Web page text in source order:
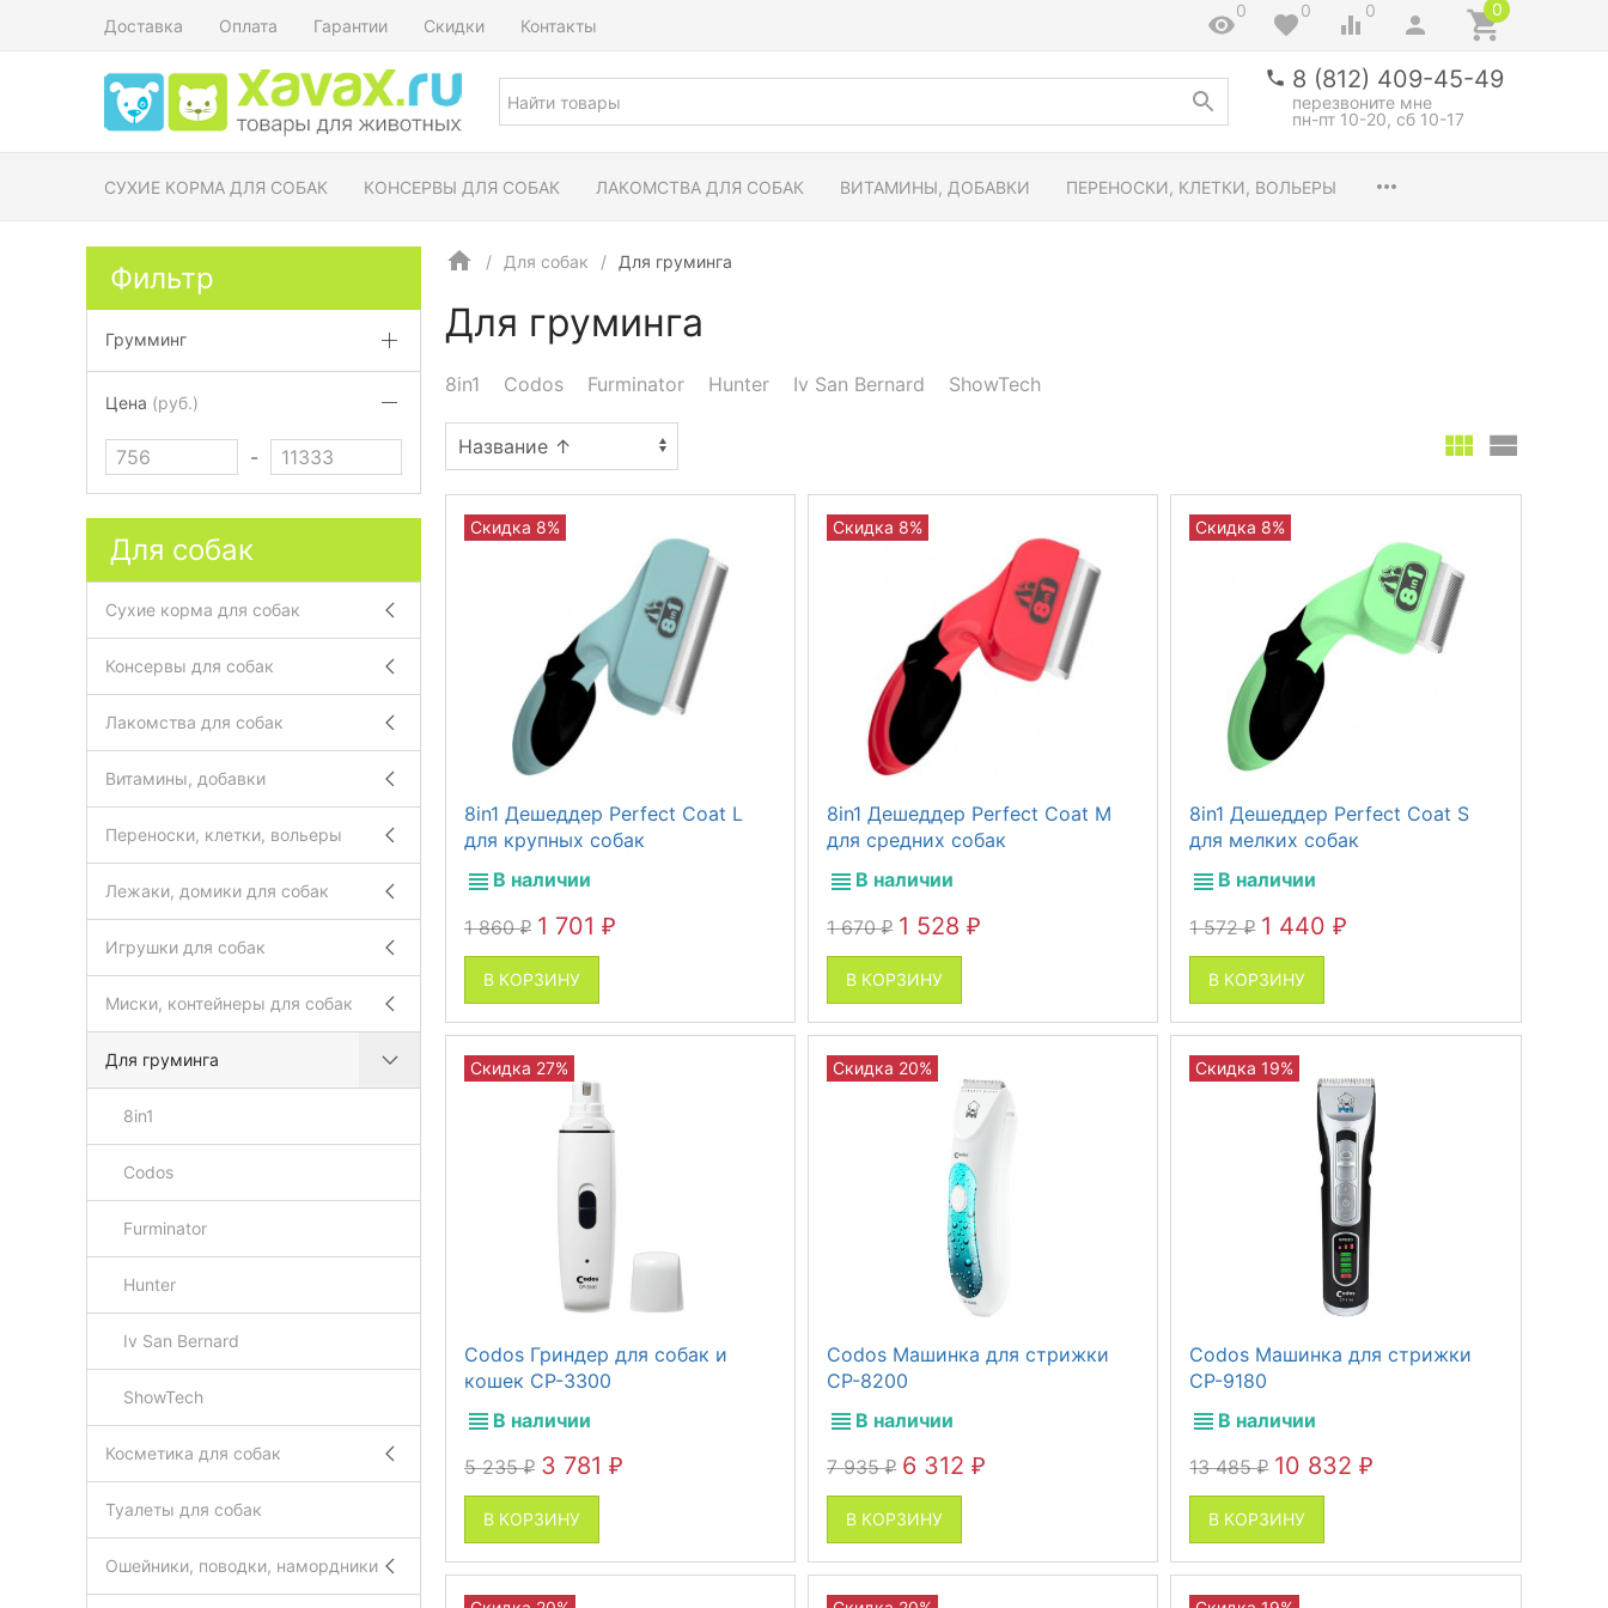
Доставка Оплата Гарантии Скидки Контакты
0 0 0 0
8 (812) 409-45-49
перезвоните мне
пн-пт 10-20, сб 10-17
СУХИЕ КОРМА ДЛЯ СОБАК КОНСЕРВЫ ДЛЯ СОБАК ЛАКОМСТВА ДЛЯ СОБАК ВИТАМИНЫ, ДОБАВКИ ПЕРЕНОСКИ, КЛЕТКИ, ВОЛЬЕРЫ
Для собак Для груминга
Для груминга
8in1 Codos Furminator Hunter Iv San Bernard ShowTech
8in1 Дешеддер Perfect Coat L
для крупных собак
В наличии
1 860₽ 1 701 ₽
В КОРЗИНУ
Скидка 8%
8in1 Дешеддер Perfect Coat M
для средних собак
В наличии
1 670₽ 1 528₽
В КОРЗИНУ
Скидка 8%
8in1 Дешеддер Perfect Coat S
для мелких собак
В наличии
1 572₽ 1 440₽
В КОРЗИНУ
Скидка 8%
Codos Гриндер для собак и
кошек СР-3300
В наличии
5 235₽ 3 781 ₽
В КОРЗИНУ
Скидка 27%
Codos Машинка для стрижки
CP-8200
В наличии
7 935₽ 6 312₽
В КОРЗИНУ
Скидка 20%
Codos Машинка для стрижки
CP-9180
В наличии
13 485₽ 10 832₽
В КОРЗИНУ
Скидка 19%
Фильтр
Грумминг
Цена (руб.)
-
Для собак
Сухие корма для собак
Консервы для собак
Лакомства для собак
Витамины, добавки
Переноски, клетки, вольеры
Лежаки, домики для собак
Игрушки для собак
Миски, контейнеры для собак
Для груминга
8in1
Codos
Furminator
Hunter
Iv San Bernard
ShowTech
Косметика для собак
Туалеты для собак
Ошейники, поводки, намордники